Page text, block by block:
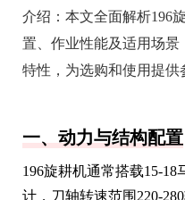
介绍： 本文全面解析196
置、作业性能及适用场
特性，为选购和使用提供
一、动力与结构配置
196旋耕机通常搭载15-
计，刀轴转速范围220-